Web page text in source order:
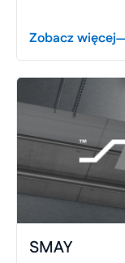
Zobacz więcej
SMAY